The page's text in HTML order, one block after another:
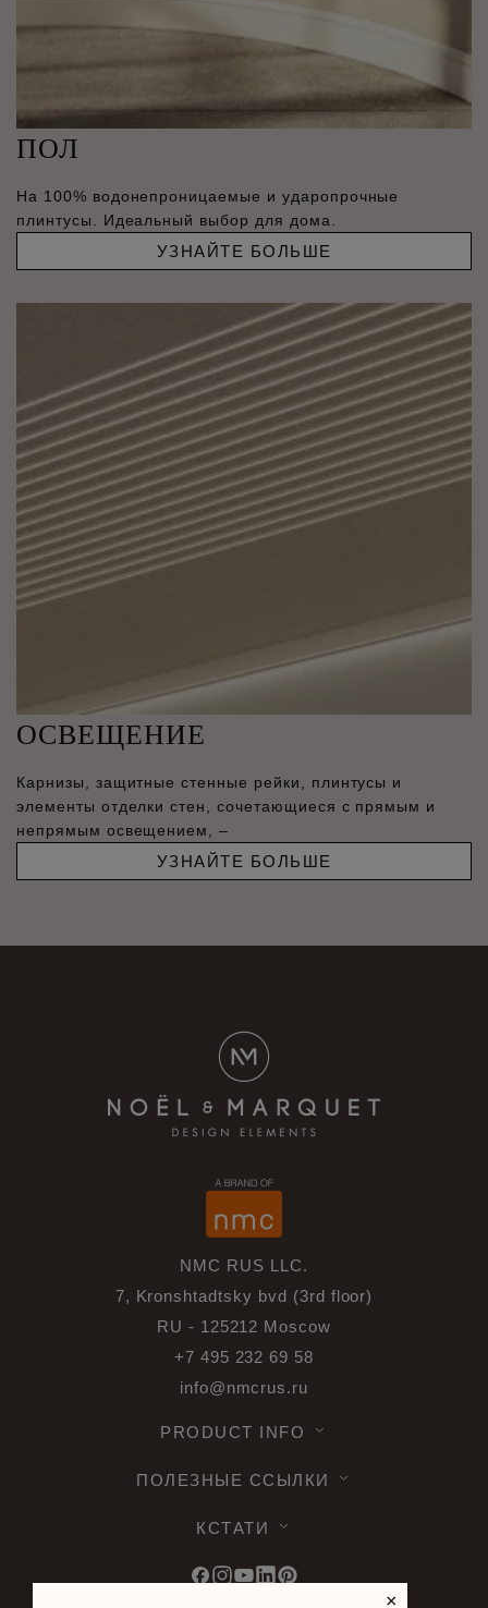
ПОЛ
На 100% водонепроницаемые и ударопрочные
плинтусы. Идеальный выбор для дома.
УЗНАЙТЕ БОЛЬШЕ
ОСВЕЩЕНИЕ
Карнизы, защитные стенные рейки, плинтусы и
элементы отделки стен, сочетающиеся с прямым и
непрямым освещением, –
УЗНАЙТЕ БОЛЬШЕ
NMC RUS LLC.
7, Kronshtadtsky bvd (3rd floor)
RU - 125212 Moscow
+7 495 232 69 58
info@nmcrus.ru
PRODUCT INFO
ПОЛЕЗНЫЕ ССЫЛКИ
КСТАТИ
×